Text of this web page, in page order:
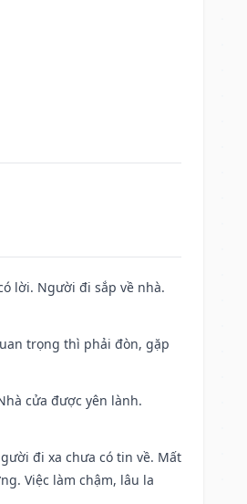
lời. Người đi sắp về nhà.
trọng thì phải đòn, gặp
cửa được yên lành.
đi xa chưa có tin về. Mất
Việc làm chậm, lâu la